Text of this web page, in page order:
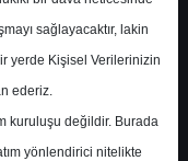
sağlayacaktır, lakin
yerde Kişisel Verilerinizin
ederiz.
kuruluşu değildir. Burada
yönlendirici nitelikte